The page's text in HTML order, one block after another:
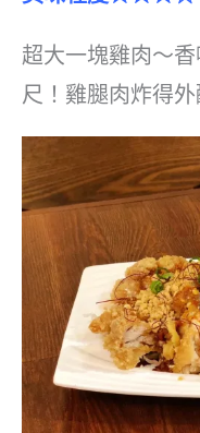
超大一塊雞肉～
尺！雞腿肉炸得